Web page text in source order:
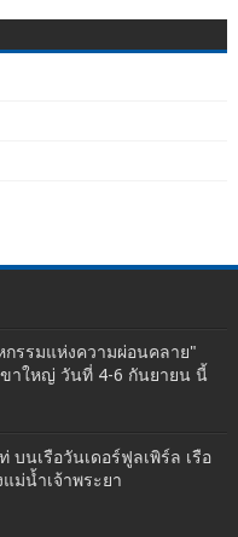
รรมแห่งความผ่อนคลาย"
เขาใหญ่ วันที่ 4-6 กันยายน นี้
บนเรือวันเดอร์ฟูลเพิร์ล เรือ
ม่น้ำเจ้าพระยา